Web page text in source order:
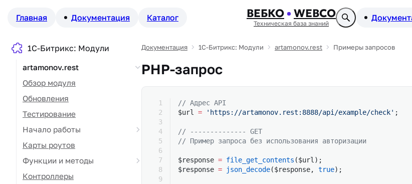
Главная Документация Каталог ВЕБКО WEBCO
Техническая база знаний
1С-Битрикс: Модули
artamonov.rest
Обзор модуля
Обновления
Тестирование
Начало работы
Карты роутов
Функции и методы
Контроллеры
Документация 1С-Битрикс: Модули artamonov.rest Примеры запросов
PHP-запрос
// Адрес API
$url = 'https://artamonov.rest:8888/api/example/check' ;
// -------------- GET
// Пример запроса без использования авторизации
$response = file_get_contents ($url);
$response = json_decode($response, true);